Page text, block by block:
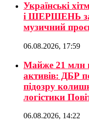
Українські
і ШЕРШЕНЬ
музичний
06.08.2026, 17:59
Майже 21 млн
активів: ДБР
підозру
логістики
06.08.2026, 14:22